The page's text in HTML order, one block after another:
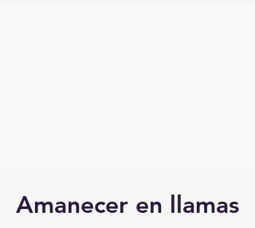
Amanecer en llamas